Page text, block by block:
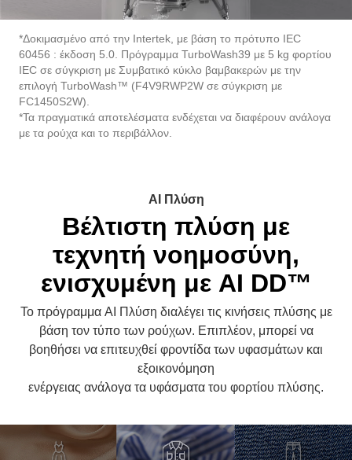
*Δοκιμασμένο από την Intertek, με βάση το πρότυπο IEC
60456 : έκδοση 5.0. Πρόγραμμα TurboWash39 με 5 kg φορτίου
IEC σε σύγκριση με Συμβατικό κύκλο βαμβακερών με την
επιλογή TurboWash™ (F4V9RWP2W σε σύγκριση με
FC1450S2W).
*Τα πραγματικά αποτελέσματα ενδέχεται να διαφέρουν ανάλογα
με τα ρούχα και το περιβάλλον.
AI Πλύση
Βέλτιστη πλύση με
τεχνητή νοημοσύνη,
ενισχυμένη με AI DD™
Το πρόγραμμα AI Πλύση διαλέγει τις κινήσεις πλύσης με
βάση τον τύπο των ρούχων. Επιπλέον, μπορεί να
βοηθήσει να επιτευχθεί φροντίδα των υφασμάτων και
εξοικονόμηση
ενέργειας ανάλογα τα υφάσματα του φορτίου πλύσης.